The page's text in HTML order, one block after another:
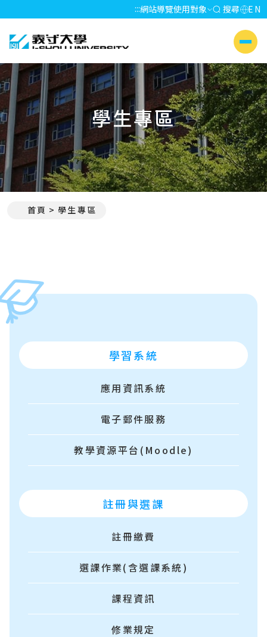
:::網站導覽使用對象 搜尋 EN
義守大學 I-SHOU UNIVERSITY
側選單
學生專區
首頁 學生專區
學習系統
應用資訊系統
電子郵件服務
教學資源平台(Moodle)
註冊與選課
註冊繳費
選課作業(含選課系統)
課程資訊
修業規定